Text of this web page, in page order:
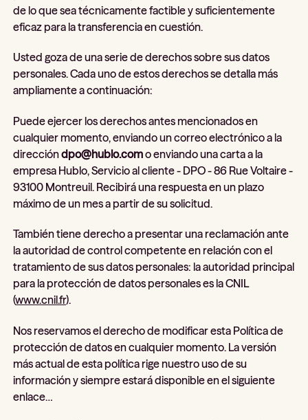
de lo que sea técnicamente factible y suficientemente
eficaz para la transferencia en cuestión.
Usted goza de una serie de derechos sobre sus datos
personales. Cada uno de estos derechos se detalla más
ampliamente a continuación:
Puede ejercer los derechos antes mencionados en
cualquier momento, enviando un correo electrónico a la
direccióndpo@hublo.como enviando una carta a la
empresa Hublo, Servicio al cliente - DPO - 86 Rue Voltaire -
93100 Montreuil. Recibirá una respuesta en un plazo
máximo de un mes a partir de su solicitud.
También tiene derecho a presentar una reclamación ante
la autoridad de control competente en relación con el
tratamiento de sus datos personales: la autoridad principal
para la protección de datos personales es la CNIL
(www.cnil.fr).
Nos reservamos el derecho de modificar esta Política de
protección de datos en cualquier momento. La versión
más actual de esta política rige nuestro uso de su
información y siempre estará disponible en el siguiente
enlace…